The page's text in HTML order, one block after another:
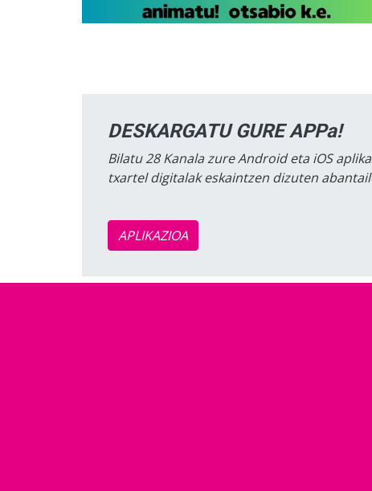
DESKARGATU GURE APPa!
Bilatu 28 Kanala zure Android eta iOS
txartel digitalak eskaintzen dizuten
APLIKAZIOA